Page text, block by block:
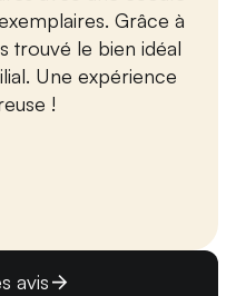
Grâce à
trouvé le bien idéal
Une expérience
!
avis